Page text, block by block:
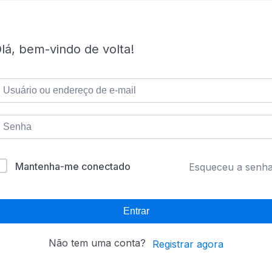
bem-vindo de volta!
Mantenha-me conectado Esqueceu a
Entrar
Não tem uma conta? Registrar agora